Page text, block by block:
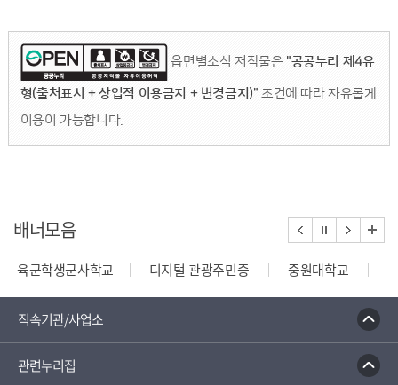
읍면별소식 저작물은 "공공누리 제4유
형(출처표시 + 상업적 이용금지 + 변경금지)" 조건에 따라 자유롭게
이용이 가능합니다.
배너모음
육군학생군사학교 디지털 관광주민증 중원대학교
직속기관/사업소
관련누리집